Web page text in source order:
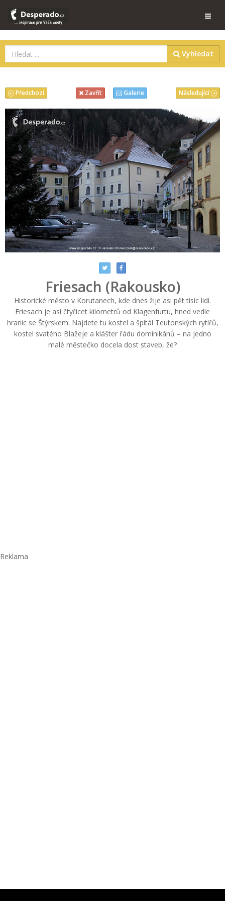
Vyhledat
Následující
Předchozí Zavřít Galerie
Friesach (Rakousko)
Historické město v Korutanech, kde dnes žije asi pět tisíc lidí.
Friesach je asi čtyřicet kilometrů od Klagenfurtu, hned vedle
hranic se Štýrskem. Najdete tu kostel a špitál Teutonských rytířů,
kostel svatého Blažeje a klášter řádu dominikánů – na jedno
malé městečko docela dost staveb, že?
Reklama